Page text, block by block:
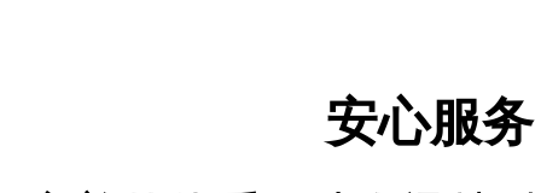
安心服